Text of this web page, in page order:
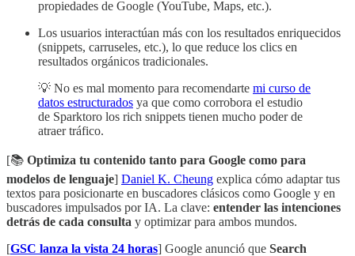
propiedades de Google (YouTube, Maps, etc.).
Los usuarios interactúan más con los resultados enriquecidos
(snippets, carruseles, etc.), lo que reduce los clics en
resultados orgánicos tradicionales.
💡 No es mal momento para recomendarte mi curso de
datos estructurados ya que como corrobora el estudio
de Sparktoro los rich snippets tienen mucho poder de
atraer tráfico.
[📚 Optimiza tu contenido tanto para Google como para
modelos de lenguaje] Daniel K. Cheung explica cómo adaptar tus
textos para posicionarte en buscadores clásicos como Google y en
buscadores impulsados por IA. La clave: entender las intenciones
detrás de cada consulta y optimizar para ambos mundos.
[GSC lanza la vista 24 horas] Google anunció que Search